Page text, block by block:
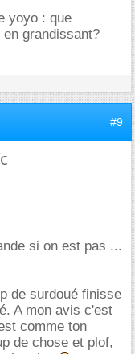
yoyo : que
grandissant?
#9
si on est pas ...
de surdoué finisse
A mon avis c'est
comme ton
de chose et plof,